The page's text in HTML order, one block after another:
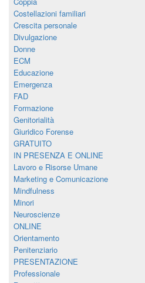
Costellazioni familiari
Crescita personale
Divulgazione
Donne
ECM
Educazione
Emergenza
FAD
Formazione
Genitorialità
Giuridico Forense
GRATUITO
IN PRESENZA E ONLINE
Lavoro e Risorse Umane
Marketing e Comunicazione
Mindfulness
Minori
Neuroscienze
ONLINE
Orientamento
Penitenziario
PRESENTAZIONE
Professionale